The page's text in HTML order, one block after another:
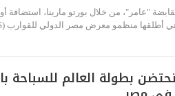
بطولة العالم للسباحة